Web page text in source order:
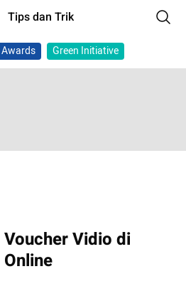
Tips dan Trik
Awards Green Initiative
Vidio di